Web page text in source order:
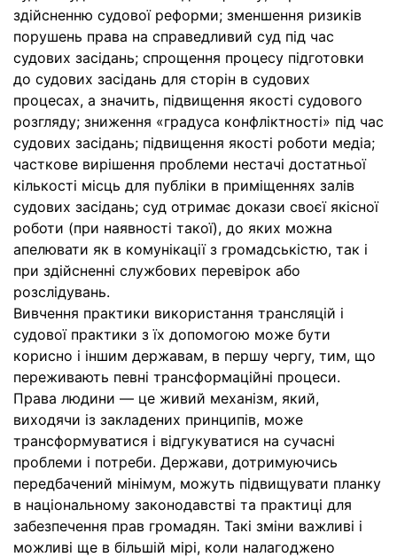
здійсненню судової реформи; зменшення ризиків
порушень права на справедливий суд під час
судових засідань; спрощення процесу підготовки
до судових засідань для сторін в судових
процесах, а значить, підвищення якості судового
розгляду; зниження «градуса конфліктності» під час
судових засідань; підвищення якості роботи медіа;
часткове вирішення проблеми нестачі достатньої
кількості місць для публіки в приміщеннях залів
судових засідань; суд отримає докази своєї якісної
роботи (при наявності такої), до яких можна
апелювати як в комунікації з громадськістю, так і
при здійсненні службових перевірок або
розслідувань.
Вивчення практики використання трансляцій і
судової практики з їх допомогою може бути
корисно і іншим державам, в першу чергу, тим, що
переживають певні трансформаційні процеси.
Права людини — це живий механізм, який,
виходячи із закладених принципів, може
трансформуватися і відгукуватися на сучасні
проблеми і потреби. Держави, дотримуючись
передбачений мінімум, можуть підвищувати планку
в національному законодавстві та практиці для
забезпечення прав громадян. Такі зміни важливі і
можливі ще в більшій мірі, коли налагоджено